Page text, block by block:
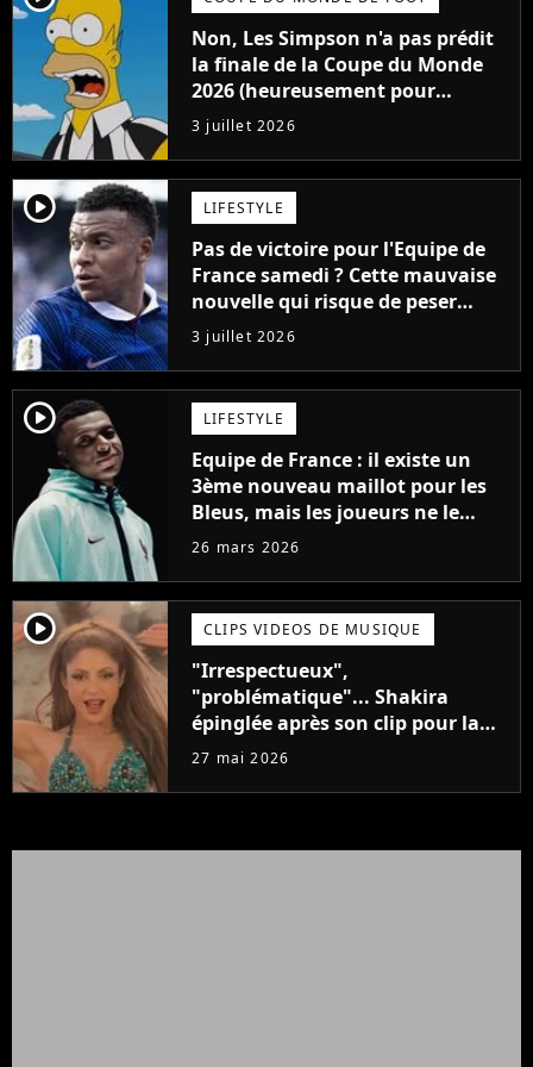
Non, Les Simpson n'a pas prédit
la finale de la Coupe du Monde
2026 (heureusement pour
l'Equipe de France)
3 juillet 2026
player2 LIFESTYLE
Pas de victoire pour l'Equipe de
France samedi ? Cette mauvaise
nouvelle qui risque de peser
lourd à la Coupe du Monde 2026
3 juillet 2026
player2 LIFESTYLE
Equipe de France : il existe un
3ème nouveau maillot pour les
Bleus, mais les joueurs ne le
porteront jamais
26 mars 2026
player2 CLIPS VIDEOS DE MUSIQUE
"Irrespectueux",
"problématique"... Shakira
épinglée après son clip pour la
Coupe du Monde
27 mai 2026